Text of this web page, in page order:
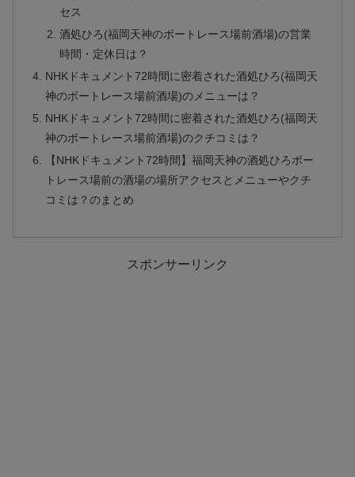
セス
酒処ひろ(福岡天神のボートレース場前酒場)の営業
時間・定休日は？
NHKドキュメント72時間に密着された酒処ひろ(福岡天
神のボートレース場前酒場)のメニューは？
NHKドキュメント72時間に密着された酒処ひろ(福岡天
神のボートレース場前酒場)のクチコミは？
【NHKドキュメント72時間】福岡天神の酒処ひろボー
トレース場前の酒場の場所アクセスとメニューやクチ
コミは？のまとめ
スポンサーリンク